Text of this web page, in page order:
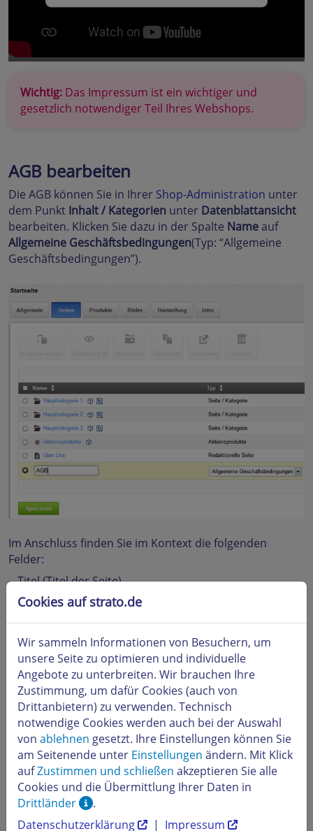
Wichtig: Das Impressum ist ein wichtiger und
gesetzlich notwendiger Teil Ihres Webshops.
AGB bearbeiten
Die AGB können Sie in Ihrer Shop-Administration unter
dem Punkt Inhalt / Kategorien unter Datenblattansicht
bearbeiten. Klicken Sie dazu in der Spalte Name auf
Allgemeine Geschäftsbedingungen(Typ: “Allgemeine
Geschäftsbedingungen”).
Im Anschluss finden Sie im Kontext die folgenden
Felder:
- Titel (Titel der Seite)
- Beschriftung im Seitenelement (Name des Links im
- Text (Textangaben)
Wenn der Textbereich nicht ausreichen sollten, können
Sie über den WYSIWYG-Editor über eine Verknüpfung
(Link) auf die KategorieKundeninformationen
verweisen. Somit können Sie die AGB zweiseitig
gestalten.
Hinweis:Kundeninformationen sind als Ergänzung zu
den AGB zu sehen und dazu gedacht, Ihre Kunden über
Rahmenbedingungen, Abläufe und Vorgehensweisen im
Shop zu informieren, wie z. B. über die Versandkosten.
Im Gegensatz zu den AGB sollten die
Cookies auf strato.de
Wir sammeln Informationen von Besuchern, um
unsere Seite zu optimieren und individuelle
Angebote zu unterbreiten. Wir brauchen Ihre
Zustimmung, um dafür Cookies (auch von
Drittanbietern) zu verwenden. Technisch
notwendige Cookies werden auch bei der Auswahl
von ablehnen gesetzt. Ihre Einstellungen können Sie
am Seitenende unter Einstellungen ändern. Mit Klick
aufZustimmen und schließen akzeptieren Sie alle
Cookies und die Übermittlung Ihrer Daten in
Drittländer
.
Datenschutzerklärung
| Impressum